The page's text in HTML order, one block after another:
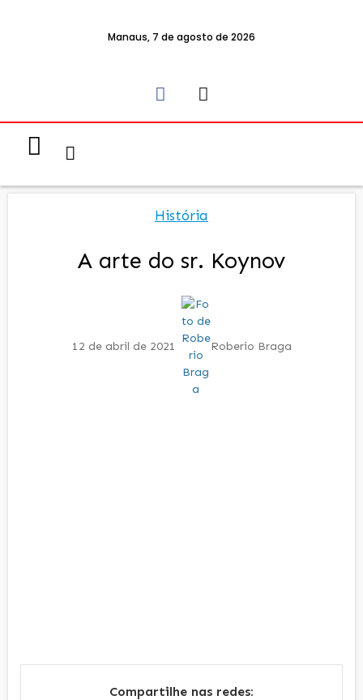
Manaus, 7 de agosto de 2026
História
A arte do sr. Koynov
12 de abril de 2021 Roberio Braga
Compartilhe nas redes: